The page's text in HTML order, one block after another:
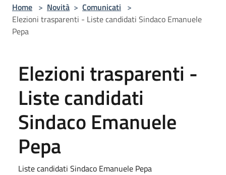
Home > Novità > Comunicati >
Elezioni trasparenti - Liste candidati Sindaco Emanuele
Pepa
Elezioni trasparenti -
Liste candidati
Sindaco Emanuele
Pepa
Liste candidati Sindaco Emanuele Pepa